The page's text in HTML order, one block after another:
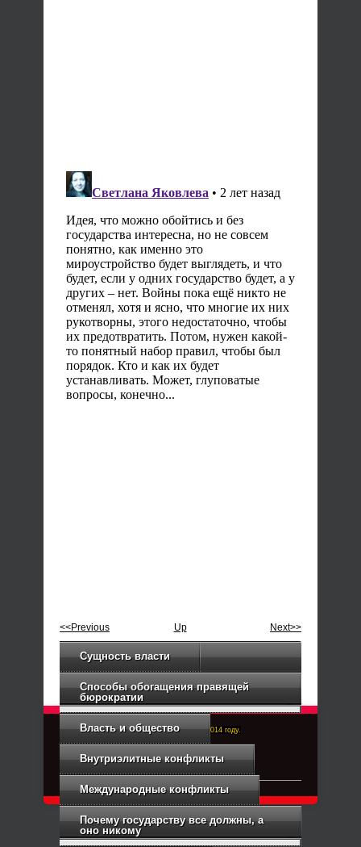
<<Previous Up Next>>
Сущность власти
Способы обогащения правящей
бюрократии
Власть и общество
Внутриэлитные конфликты
Международные конфликты
Почему государству все должны, а
оно никому
Right-Dexter-ПРАВЫЙ ФРОНТ. Основан в 2014 году.
Связь с администрацией